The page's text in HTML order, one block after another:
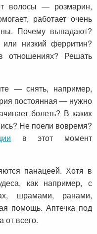
волосы — розмарин,
работает очень
Почему выпадают?
низкий ферритин?
отношениях? Решать
— снять, например,
постоянная — нужно
болеть? В каких
Не поели вовремя?
в этот момент
панацеей. Хотя в
как например, с
шрамами, ранами,
помощь. Аптечка под
от всего.